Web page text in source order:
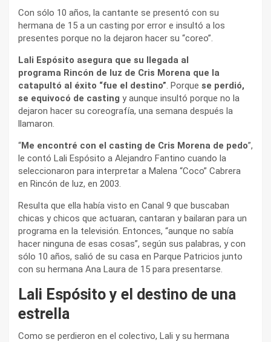
Con sólo 10 años, la cantante se presentó con su
hermana de 15 a un casting por error e insultó a los
presentes porque no la dejaron hacer su “coreo”.
Lali Espósito asegura que su llegada al
programa Rincón de luz de Cris Morena que la
catapultó al éxito “fue el destino”. Porque se perdió,
se equivocó de casting y aunque insultó porque no la
dejaron hacer su coreografía, una semana después la
llamaron.
“Me encontré con el casting de Cris Morena de pedo”,
le contó Lali Espósito a Alejandro Fantino cuando la
seleccionaron para interpretar a Malena “Coco” Cabrera
en Rincón de luz, en 2003.
Resulta que ella había visto en Canal 9 que buscaban
chicas y chicos que actuaran, cantaran y bailaran para un
programa en la televisión. Entonces, “aunque no sabía
hacer ninguna de esas cosas”, según sus palabras, y con
sólo 10 años, salió de su casa en Parque Patricios junto
con su hermana Ana Laura de 15 para presentarse.
Lali Espósito y el destino de una
estrella
Como se perdieron en el colectivo, Lali y su hermana